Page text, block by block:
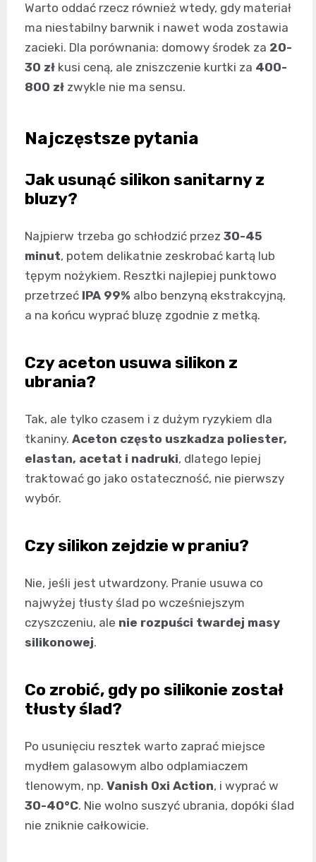
Warto oddać rzecz również wtedy, gdy materiał
ma niestabilny barwnik i nawet woda zostawia
zacieki. Dla porównania: domowy środek za 20-
30 zł kusi ceną, ale zniszczenie kurtki za 400-
800 zł zwykle nie ma sensu.
Najczęstsze pytania
Jak usunąć silikon sanitarny z
bluzy?
Najpierw trzeba go schłodzić przez 30-45
minut, potem delikatnie zeskrobać kartą lub
tępym nożykiem. Resztki najlepiej punktowo
przetrzeć IPA 99% albo benzyną ekstrakcyjną,
a na końcu wyprać bluzę zgodnie z metką.
Czy aceton usuwa silikon z
ubrania?
Tak, ale tylko czasem i z dużym ryzykiem dla
tkaniny. Aceton często uszkadza poliester,
elastan, acetat i nadruki, dlatego lepiej
traktować go jako ostateczność, nie pierwszy
wybór.
Czy silikon zejdzie w praniu?
Nie, jeśli jest utwardzony. Pranie usuwa co
najwyżej tłusty ślad po wcześniejszym
czyszczeniu, ale nie rozpuści twardej masy
silikonowej.
Co zrobić, gdy po silikonie został
tłusty ślad?
Po usunięciu resztek warto zaprać miejsce
mydłem galasowym albo odplamiaczem
tlenowym, np. Vanish Oxi Action, i wyprać w
30-40°C. Nie wolno suszyć ubrania, dopóki ślad
nie zniknie całkowicie.